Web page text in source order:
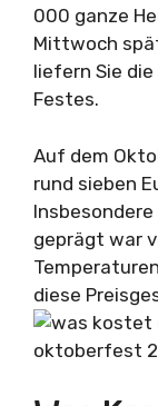
000 ganze
Mittwoch
liefern Sie
Festes.
Auf dem
rund sieben
geprägt war
diese